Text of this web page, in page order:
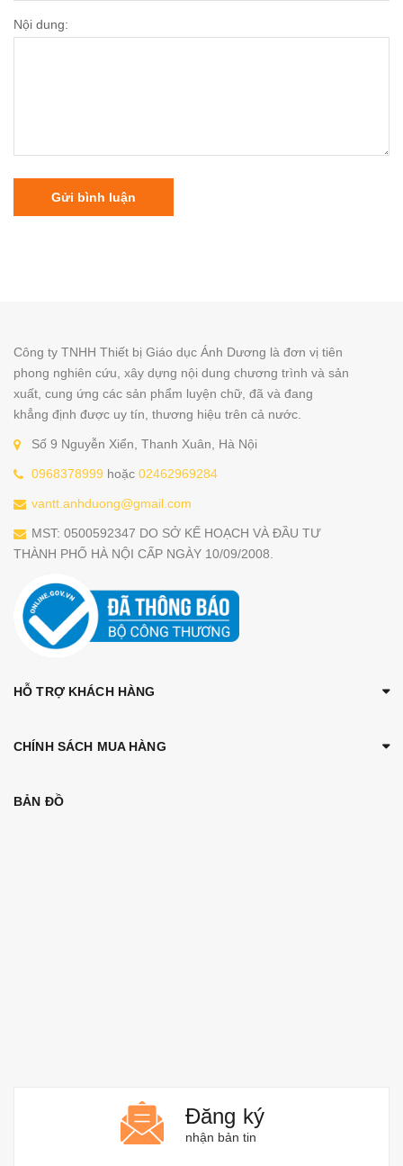
Nội dung:
Gửi bình luận
Công ty TNHH Thiết bị Giáo dục Ánh Dương là đơn vị tiên
phong nghiên cứu, xây dựng nội dung chương trình và sản
xuất, cung ứng các sản phẩm luyện chữ, đã và đang
khẳng định được uy tín, thương hiệu trên cả nước.
Số 9 Nguyễn Xiển, Thanh Xuân, Hà Nội
0968378999 hoặc 02462969284
vantt.anhduong@gmail.com
MST: 0500592347 DO SỞ KẾ HOẠCH VÀ ĐẦU TƯ
THÀNH PHỐ HÀ NỘI CẤP NGÀY 10/09/2008.
HỖ TRỢ KHÁCH HÀNG
CHÍNH SÁCH MUA HÀNG
BẢN ĐỒ
Đăng ký
nhận bản tin